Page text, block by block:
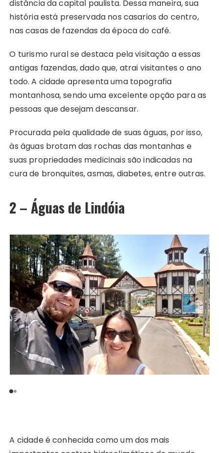
distância da capital paulista. Dessa maneira, sua
história está preservada nos casarios do centro,
nas casas de fazendas da época do café.
O turismo rural se destaca pela visitação a essas
antigas fazendas, dado que, atrai visitantes o ano
todo. A cidade apresenta uma topografia
montanhosa, sendo uma excelente opção para as
pessoas que desejam descansar.
Procurada pela qualidade de suas águas, por isso,
às águas brotam das rochas das montanhas e
suas propriedades medicinais são indicadas na
cura de bronquites, asmas, diabetes, entre outras.
2 – Águas de Lindóia
A cidade é conhecida como um dos mais